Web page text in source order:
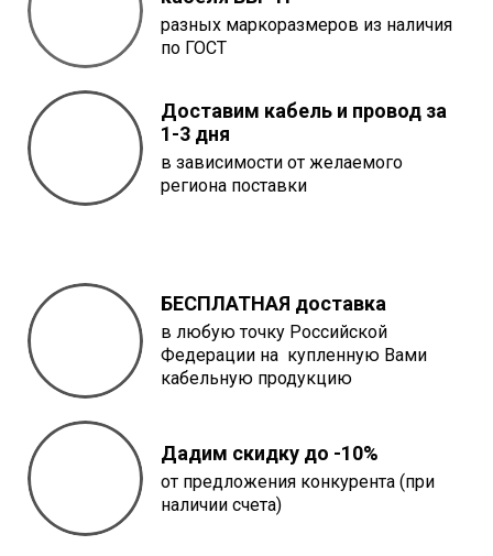
разных маркоразмеров из наличия
по ГОСТ
Доставим кабель и провод за
1-3 дня
в зависимости от желаемого
региона поставки
БЕСПЛАТНАЯ доставка
в любую точку Российской
Федерации на купленную Вами
кабельную продукцию
Дадим скидку до -10%
от предложения конкурента (при
наличии счета)